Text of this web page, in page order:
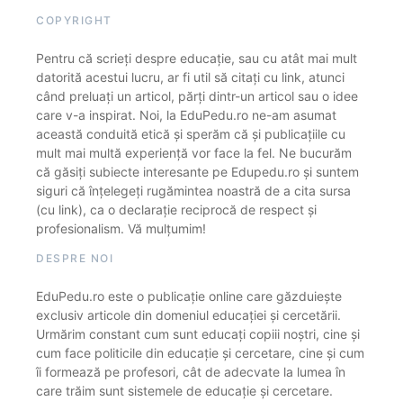
COPYRIGHT
Pentru că scrieți despre educație, sau cu atât mai mult
datorită acestui lucru, ar fi util să citați cu link, atunci
când preluați un articol, părți dintr-un articol sau o idee
care v-a inspirat. Noi, la EduPedu.ro ne-am asumat
această conduită etică și sperăm că și publicațiile cu
mult mai multă experiență vor face la fel. Ne bucurăm
că găsiți subiecte interesante pe Edupedu.ro și suntem
siguri că înțelegeți rugămintea noastră de a cita sursa
(cu link), ca o declarație reciprocă de respect și
profesionalism. Vă mulțumim!
DESPRE NOI
EduPedu.ro este o publicație online care găzduiește
exclusiv articole din domeniul educației și cercetării.
Urmărim constant cum sunt educați copiii noștri, cine și
cum face politicile din educație și cercetare, cine și cum
îi formează pe profesori, cât de adecvate la lumea în
care trăim sunt sistemele de educație și cercetare.